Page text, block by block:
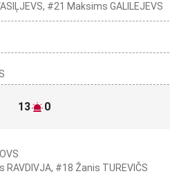
#21 Maksims GALILEJEVS
13 0
#18 Žanis TUREVIČS